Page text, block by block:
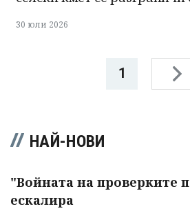
30 юли 2026
1
НАЙ-НОВИ
"Войната на проверките
ескалира